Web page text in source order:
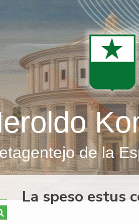
de la
La speso estus